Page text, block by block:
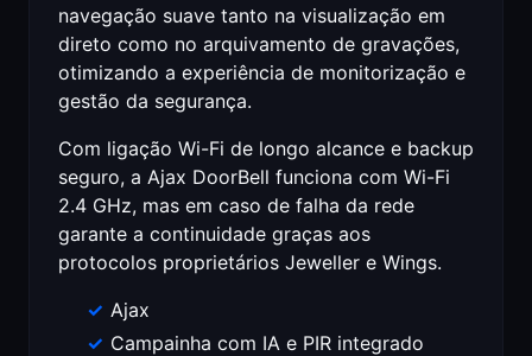
navegação suave tanto na visualização em
direto como no arquivamento de gravações,
otimizando a experiência de monitorização e
gestão da segurança.
Com ligação Wi-Fi de longo alcance e backup
seguro, a Ajax DoorBell funciona com Wi-Fi
2.4 GHz, mas em caso de falha da rede
garante a continuidade graças aos
protocolos proprietários Jeweller e Wings.
Ajax
Campainha com IA e PIR integrado